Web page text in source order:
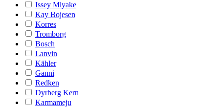
Issey Miyake
Kay Bojesen
Korres
Tromborg
Bosch
Lanvin
Kähler
Ganni
Redken
Dyrberg Kern
Karmameju